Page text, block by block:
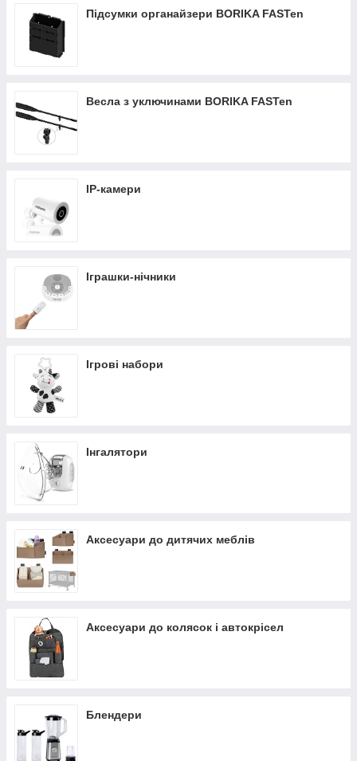
Підсумки органайзери BORIKA FASTen
Весла з уключинами BORIKA FASTen
IP-камери
Іграшки-нічники
Ігрові набори
Інгалятори
Аксесуари до дитячих меблів
Аксесуари до колясок і автокрісел
Блендери